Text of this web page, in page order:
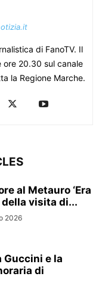
di FanoTV. Il
ore 20.30 sul canale
la Regione Marche.
al Metauro ‘Era
della visita di...
2026
Guccini e la
di